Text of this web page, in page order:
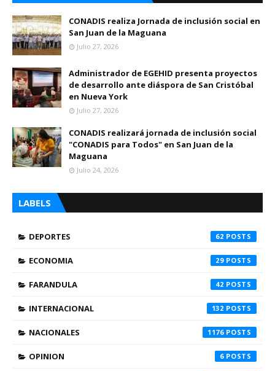
CONADIS realiza Jornada de inclusión social en
San Juan de la Maguana
Julio 27, 2026
Administrador de EGEHID presenta proyectos
de desarrollo ante diáspora de San Cristóbal
en Nueva York
Julio 27, 2026
CONADIS realizará jornada de inclusión social
"CONADIS para Todos" en San Juan de la
Maguana
Julio 24, 2026
LABELS
DEPORTES 62
ECONOMIA 29
FARANDULA 42
INTERNACIONAL 132
NACIONALES 1176
OPINION 6